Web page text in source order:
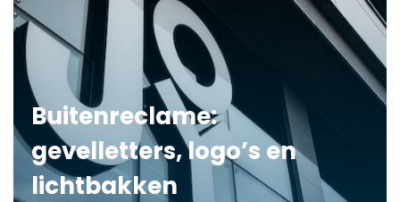
Buitenreclame:
gevelletters, logo’s en
lichtbakken